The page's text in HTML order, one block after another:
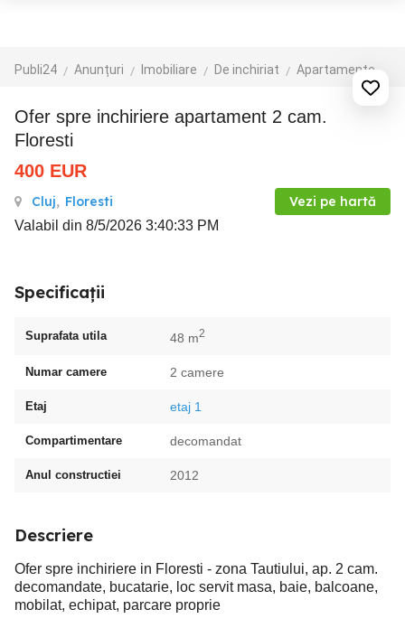
Publi24 Anunțuri Imobiliare De inchiriat Apartamente de inchiriat
ofer spre inchiriere apartament 2 cam.
Floresti
400 EUR
Cluj, Floresti Vezi pe hartă
Valabil din 8/5/2026 3:40:33 PM
Specificații
Suprafata utila 48 m2
Numar camere 2 camere
Etaj etaj 1
Compartimentare decomandat
Anul constructiei 2012
Descriere
Ofer spre inchiriere in Floresti - zona Tautiului, ap. 2 cam.
decomandate, bucatarie, loc servit masa, baie, balcoane,
mobilat, echipat, parcare proprie